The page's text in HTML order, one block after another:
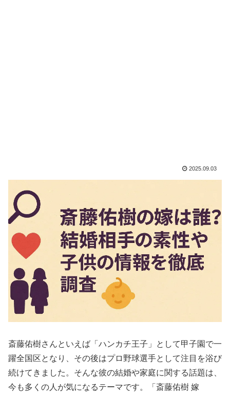
2025.09.03
斎藤佑樹さんといえば「ハンカチ王子」として甲子園で一
躍全国区となり、その後はプロ野球選手として注目を浴び
続けてきました。そんな彼の結婚や家庭に関する話題は、
今も多くの人が気になるテーマです。「斎藤佑樹 嫁